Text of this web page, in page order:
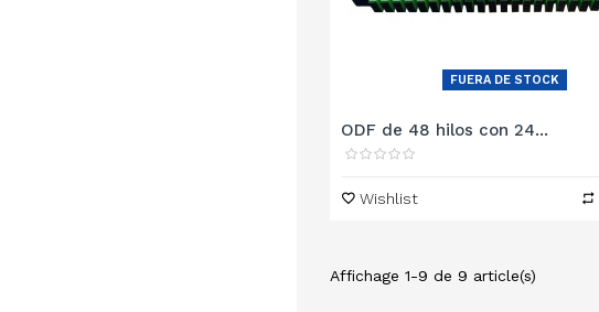
FUERA DE STOCK
ODF de 48 hilos con 24...
Wishlist
Affichage 1-9 de 9 article(s)